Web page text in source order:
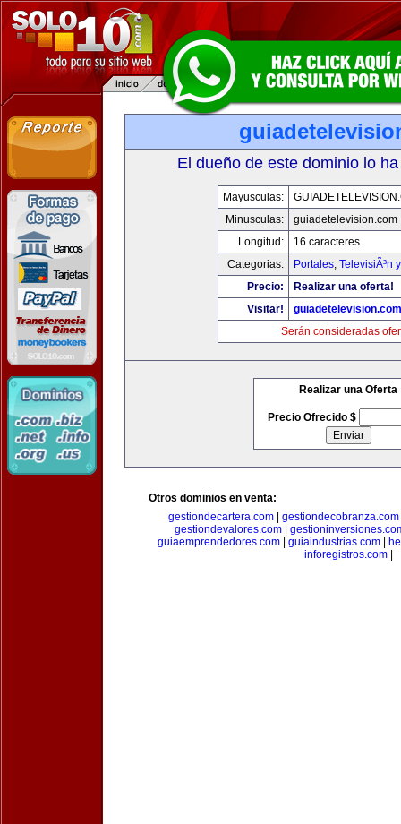
El dueño de este dominio lo
Mayusculas:
Minusculas:
guiadetelevision.com
Longitud:
16 caracteres
Categorias:
Portales, TelevisiÃ³n
Precio:
Realizar una oferta!
Visitar!
guiadetelevision.com
Serán consideradas
Realizar una Oferta
Precio Ofrecido $
Otros dominios en venta:
gestiondecartera.com| gestiondecobranza.com
gestiondevalores.com|
guiaemprendedores.com
guiaindustrias.com
inforegistros.com|